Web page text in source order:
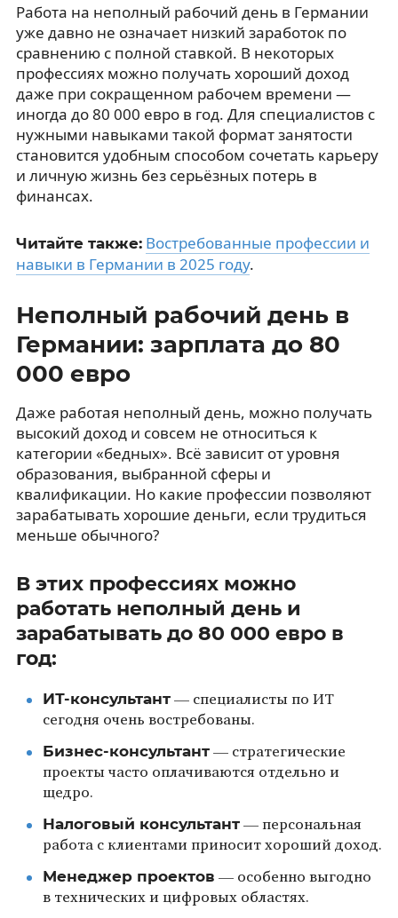
Работа на неполный рабочий день в Германии
уже давно не означает низкий заработок по
сравнению с полной ставкой. В некоторых
профессиях можно получать хороший доход
даже при сокращенном рабочем времени —
иногда до 80 000 евро в год. Для специалистов с
нужными навыками такой формат занятости
становится удобным способом сочетать карьеру
и личную жизнь без серьёзных потерь в
финансах.
Читайте также: Востребованные профессии и
навыки в Германии в 2025 году.
Неполный рабочий день в
Германии: зарплата до 80
000 евро
Даже работая неполный день, можно получать
высокий доход и совсем не относиться к
категории «бедных». Всё зависит от уровня
образования, выбранной сферы и
квалификации. Но какие профессии позволяют
зарабатывать хорошие деньги, если трудиться
меньше обычного?
В этих профессиях можно
работать неполный день и
зарабатывать до 80 000 евро в
год:
ИТ-консультант— специалисты по ИТ
сегодня очень востребованы.
Бизнес-консультант— стратегические
проекты часто оплачиваются отдельно и
щедро.
Налоговый консультант— персональная
работа с клиентами приносит хороший доход.
Менеджер проектов — особенно выгодно
в технических и цифровых областях.